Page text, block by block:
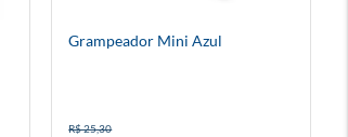
Grampeador Mini Azul
R$ 25,30